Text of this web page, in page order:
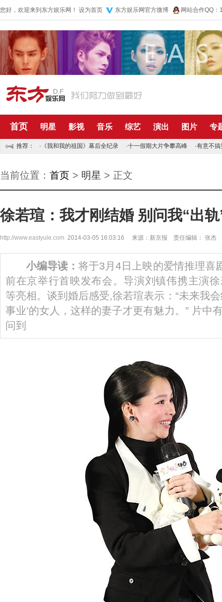
您好，欢迎来到东方娱乐网！ 设为首页 东方娱乐网官方微博 网站合作QQ
首页 明星 影视 音乐 综艺 演出 图片 专
推荐： · 《我和我的祖国》幕后全纪录 ·十一假期大片争攀高峰 ·有意不搞
当前位置： 首页 > 明星 > 正文
徐若瑄：我才刚结婚 别问我“出
http://www.eastyule.com 2014-03-05 16:03:16 来源：新京报 责任编辑： 张杰
小编导读：将于3月4日上映的爱情推理喜
前在京举行首映发布会。导演刘镇伟携主演
等亮相。谈到婚后感受,徐若瑄表示：“未来我
事业’的女人，这样的妻子才更有魅力。” 片中
问到